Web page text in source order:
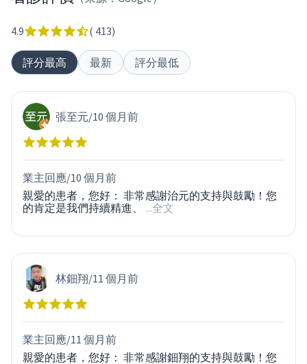
4.9 ( 413)
評分最高 最新 評分最低
張至元/10 個月前
業主回應/10 個月前
親愛的患者，您好： 非常感謝治元的支持與鼓勵！您
的肯定是我們持續精進、
...全文
林鈿翔/11 個月前
業主回應/11 個月前
親愛的患者，您好： 非常感謝鈿翔的支持與鼓勵！您